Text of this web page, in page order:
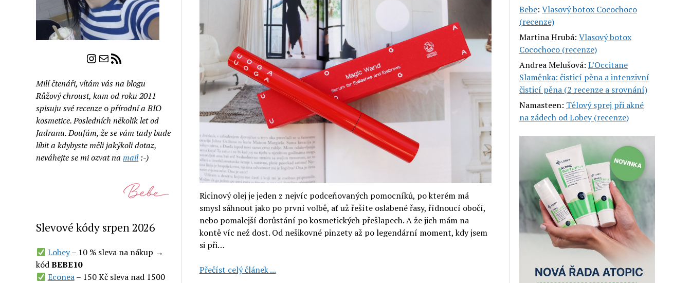
Instagram
E-mail
RSS zdroj
Milí čtenáři, vítám vás na blogu
Růžový chroust, kam od roku 2011
spisuju své recenze opřírodní a BIO
kosmetice. Posledních několik let od
Jadranu. Doufám, že se vám tady bude
líbit a kdybyste měli jakýkoli dotaz,
neváhejte se mi ozvat namail:-)
Slevové kódy srpen 2026
Lobey– 10 % sleva na nákup →
kódBEBE10
Econea– 150 Kč sleva nad 1500
Ricinový olej je jeden z nejvíc podceňovaných pomocníků, po kterém má
smysl sáhnout jako po první volbě, ať už řešíte oslabené řasy, řídnoucí obočí,
nebo pomalejší dorůstání po kosmetických přešlapech. A že jich mám na
kontě víc než dost. Od nešikovné pinzety až po legendární moment, kdy jsem
si při…
Přečíst celý článek ...Uoga
Bebe:Vlasový botox Cocochoco
(recenze)
Martina Hrubá:Vlasový botox
Cocochoco (recenze)
Andrea Melušová:L’Occitane
Slaměnka: čisticí pěna a intenzivní
čisticí pěna (2 recenze a srovnání)
Namasteen: Tělový sprej při akné
na zádech od Lobey (recenze)